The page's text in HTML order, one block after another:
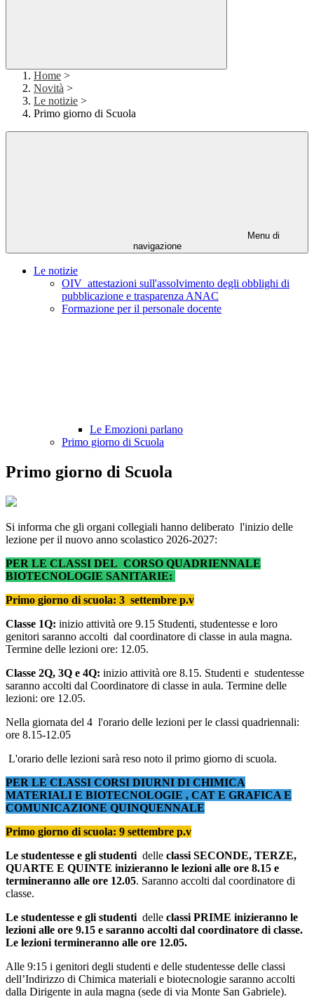
Home >
Novità >
Le notizie >
Primo giorno di Scuola
Menu di
navigazione
Le notizie
OIV_attestazioni sull'assolvimento degli obblighi di
pubblicazione e trasparenza ANAC
Formazione per il personale docente
Le Emozioni parlano
Primo giorno di Scuola
Primo giorno di Scuola
Si informa che gli organi collegiali hanno deliberato l'inizio delle
lezione per il nuovo anno scolastico 2026-2027:
PER LE CLASSI DEL CORSO QUADRIENNALE
BIOTECNOLOGIE SANITARIE:
Primo giorno di scuola: 3 settembre p.v
Classe 1Q: inizio attività ore 9.15 Studenti, studentesse e loro
genitori saranno accolti dal coordinatore di classe in aula magna.
Termine delle lezioni ore: 12.05.
Classe 2Q, 3Q e 4Q: inizio attività ore 8.15. Studenti e studentesse
saranno accolti dal Coordinatore di classe in aula. Termine delle
lezioni: ore 12.05.
Nella giornata del 4 l'orario delle lezioni per le classi quadriennali:
ore 8.15-12.05
L'orario delle lezioni sarà reso noto il primo giorno di scuola.
PER LE CLASSI CORSI DIURNI DI CHIMICA
MATERIALI E BIOTECNOLOGIE , CAT E GRAFICA E
COMUNICAZIONE QUINQUENNALE
Primo giorno di scuola: 9 settembre p.v
Le studentesse e gli studenti delle classi SECONDE, TERZE,
QUARTE E QUINTE inizieranno le lezioni alle ore 8.15 e
termineranno alle ore 12.05. Saranno accolti dal coordinatore di
classe.
Le studentesse e gli studenti delle classi PRIME inizieranno le
lezioni alle ore 9.15 e saranno accolti dal coordinatore di classe.
Le lezioni termineranno alle ore 12.05.
Alle 9:15 i genitori degli studenti e delle studentesse delle classi
dell’Indirizzo di Chimica materiali e biotecnologie saranno accolti
dalla Dirigente in aula magna (sede di via Monte San Gabriele).